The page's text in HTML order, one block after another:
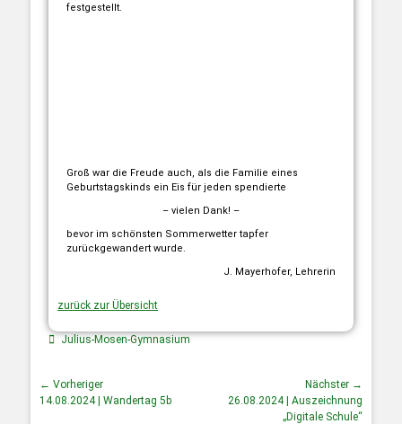
festgestellt.
Groß war die Freude auch, als die Familie eines
Geburtstagskinds ein Eis für jeden spendierte
– vielen Dank! –
bevor im schönsten Sommerwetter tapfer
zurückgewandert wurde.
J. Mayerhofer, Lehrerin
zurück zur Übersicht
Julius-Mosen-Gymnasium
← Vorheriger
14.08.2024 | Wandertag 5b
Nächster →
26.08.2024 | Auszeichnung
„Digitale Schule“